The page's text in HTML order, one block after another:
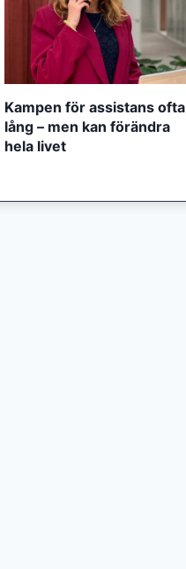
Kampen för assistans ofta
lång – men kan förändra
hela livet